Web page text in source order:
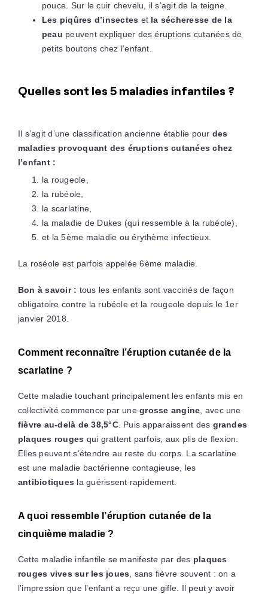
pouce. Sur le cuir chevelu, il s’agit de la teigne.
Les piqûres d’insectes et la sécheresse de la
peau peuvent expliquer des éruptions cutanées de
petits boutons chez l’enfant.
Quelles sont les 5 maladies infantiles ?
Il s’agit d’une classification ancienne établie pour des
maladies provoquant des éruptions cutanées chez
l’enfant :
la rougeole,
la rubéole,
la scarlatine,
la maladie de Dukes (qui ressemble à la rubéole),
et la 5ème maladie ou érythème infectieux.
La roséole est parfois appelée 6ème maladie.
Bon à savoir : tous les enfants sont vaccinés de façon
obligatoire contre la rubéole et la rougeole depuis le 1er
janvier 2018.
Comment reconnaître l’éruption cutanée de la
scarlatine ?
Cette maladie touchant principalement les enfants mis en
collectivité commence par unegrosse angine , avec une
fièvre au-delà de 38,5°C. Puis apparaissent des grandes
plaques rouges qui grattent parfois, aux plis de flexion.
Elles peuvent s’étendre au reste du corps. La scarlatine
est une maladie bactérienne contagieuse, les
antibiotiques la guérissent rapidement.
A quoi ressemble l’éruption cutanée de la
cinquième maladie ?
Cette maladie infantile se manifeste par des plaques
rouges vives sur les joues , sans fièvre souvent : on a
l’impression que l’enfant a reçu une gifle. Il peut y avoir